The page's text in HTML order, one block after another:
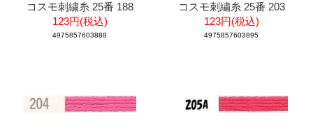
コスモ刺繍糸 25番 188
123円(税込)
4975857603888
コスモ刺繍糸 25番 203
123円(税込)
4975857603895